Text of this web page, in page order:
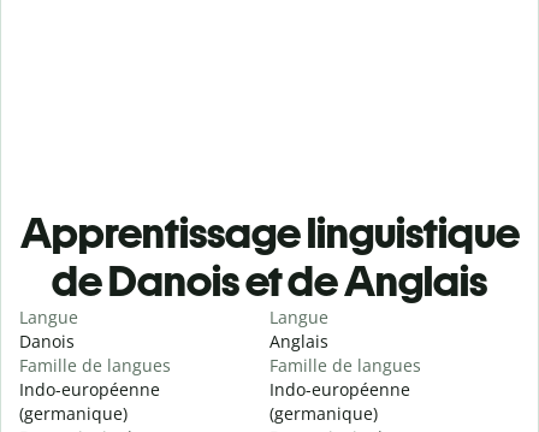
Apprentissage linguistique
de Danois et de Anglais
Langue
Danois
Famille de langues
Indo-européenne
(germanique)
Langue
Anglais
Famille de langues
Indo-européenne
(germanique)